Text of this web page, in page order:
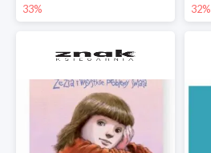
33% 32%